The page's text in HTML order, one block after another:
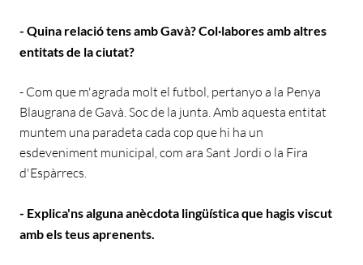
- Quina relació tens amb Gavà? Col·labores amb altres
entitats de la ciutat?
- Com que m'agrada molt el futbol, pertanyo a la Penya
Blaugrana de Gavà. Soc de la junta. Amb aquesta entitat
muntem una paradeta cada cop que hi ha un
esdeveniment municipal, com ara Sant Jordi o la Fira
d'Espàrrecs.
- Explica'ns alguna anècdota lingüística que hagis viscut
amb els teus aprenents.